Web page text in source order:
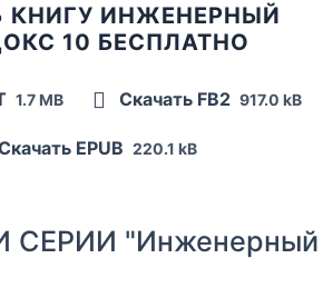
КНИГУ ИНЖЕНЕРНЫЙ
10 БЕСПЛАТНО
1.7 MB Скачать FB2 917.0 kB
EPUB 220.1 kB
СЕРИИ "Инженерный